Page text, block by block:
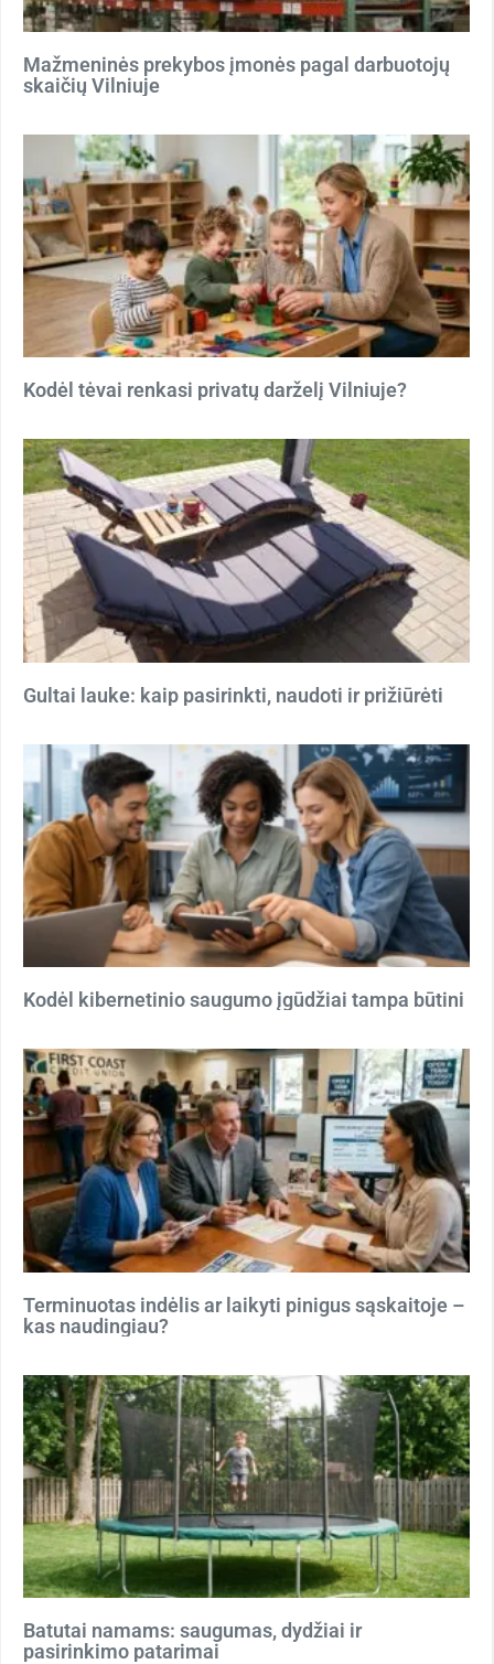
Mažmeninės prekybos įmonės pagal darbuotojų
skaičių Vilniuje
Kodėl tėvai renkasi privatų darželį Vilniuje?
Gultai lauke: kaip pasirinkti, naudoti ir prižiūrėti
Kodėl kibernetinio saugumo įgūdžiai tampa būtini
Terminuotas indėlis ar laikyti pinigus sąskaitoje –
kas naudingiau?
Batutai namams: saugumas, dydžiai ir
pasirinkimo patarimai